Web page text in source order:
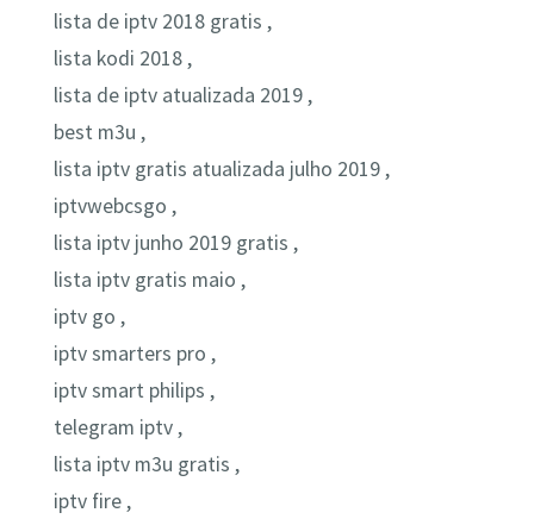
lista de iptv 2018 gratis ,
lista kodi 2018 ,
lista de iptv atualizada 2019 ,
best m3u ,
lista iptv gratis atualizada julho 2019 ,
iptvwebcsgo ,
lista iptv junho 2019 gratis ,
lista iptv gratis maio ,
iptv go ,
iptv smarters pro ,
iptv smart philips ,
telegram iptv ,
lista iptv m3u gratis ,
iptv fire ,